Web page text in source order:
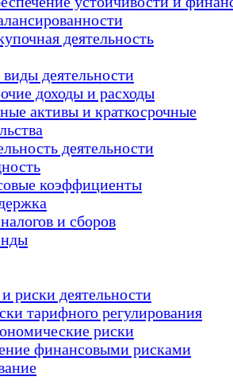
деятельность
деятельности
доходы и расходы
активы и краткосрочные
деятельности
коэффициенты
и сборов
риски деятельности
тарифного регулирования
риски
финансовыми рисками